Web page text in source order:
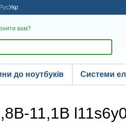
РусУкр
вам?
до ноутбуків Системи
11,1В